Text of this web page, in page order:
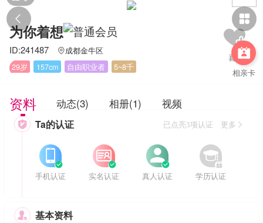
 

相亲卡
为你着想
ID:241487 成都金牛区
29岁
157cm 自由职业者 5~8千
资料 动态(3) 相册(1) 视频
 Ta的认证 已点亮3项认证 更多


手机认证


实名认证


真人认证


学历认证
 基本资料